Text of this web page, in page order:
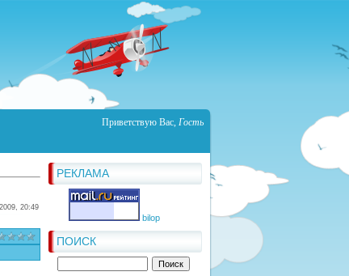
Приветствую Вас, Гость
РЕКЛАМА
bilop
ПОИСК
20:49